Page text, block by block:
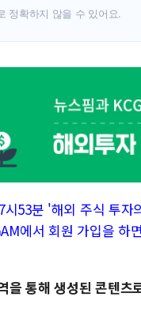
정확하지 않을 수 있어요.
시53분 '해외 주식 투
에서 회원 가입을 하
을 통해 생성된 콘텐